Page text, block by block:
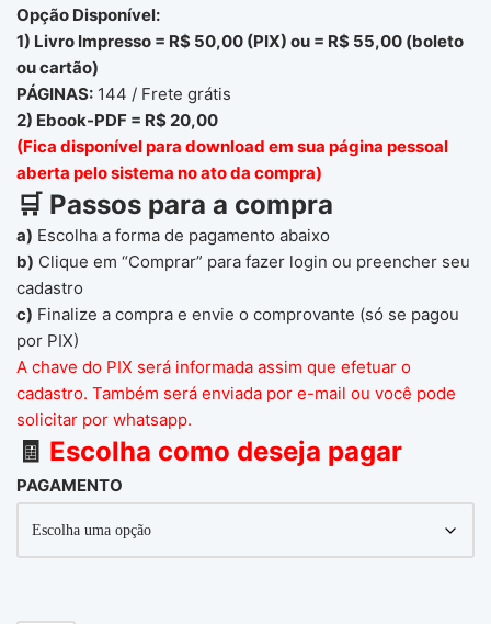
Opção Disponível:
1) Livro Impresso = R$ 50,00 (PIX) ou = R$ 55,00 (boleto
ou cartão)
PÁGINAS: 144 / Frete grátis
2) Ebook-PDF = R$ 20,00
(Fica disponível para download em sua página pessoal
aberta pelo sistema no ato da compra)
🛒 Passos para a compra
a) Escolha a forma de pagamento abaixo
b) Clique em “Comprar” para fazer login ou preencher seu
cadastro
c) Finalize a compra e envie o comprovante (só se pagou
por PIX)
A chave do PIX será informada assim que efetuar o
cadastro. Também será enviada por e-mail ou você pode
solicitar por whatsapp.
🧾 Escolha como deseja pagar
PAGAMENTO